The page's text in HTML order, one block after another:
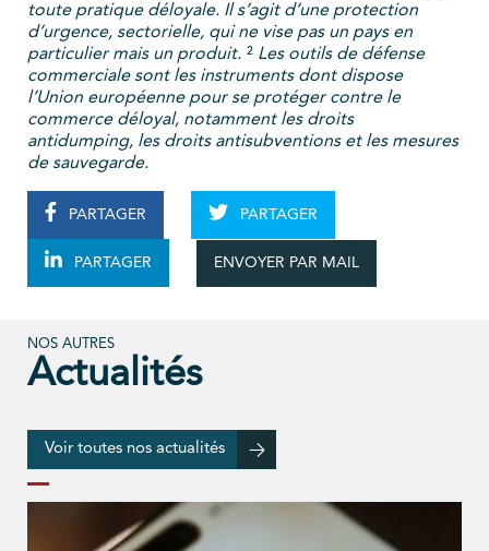
toute pratique déloyale. Il s’agit d’une protection
d’urgence, sectorielle, qui ne vise pas un pays en
particulier mais un produit. ² Les outils de défense
commerciale sont les instruments dont dispose
l’Union européenne pour se protéger contre le
commerce déloyal, notamment les droits
antidumping, les droits antisubventions et les mesures
de sauvegarde.
PARTAGER PARTAGER
PARTAGER ENVOYER PAR MAIL
NOS AUTRES
Actualités
Voir toutes nos actualités